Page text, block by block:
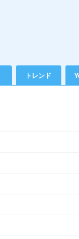
トレンド